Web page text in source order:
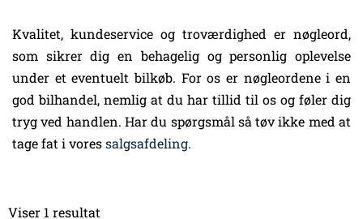
Kvalitet, kundeservice og troværdighed er nøgleord,
som sikrer dig en behagelig og personlig oplevelse
under et eventuelt bilkøb. For os er nøgleordene i en
god bilhandel, nemlig at du har tillid til os og føler dig
tryg ved handlen. Har du spørgsmål så tøv ikke med at
tage fat i voressalgsafdeling.
Viser 1 resultat